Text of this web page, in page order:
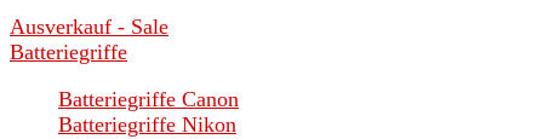
Ausverkauf - Sale
Batteriegriffe
Batteriegriffe Canon
Batteriegriffe Nikon